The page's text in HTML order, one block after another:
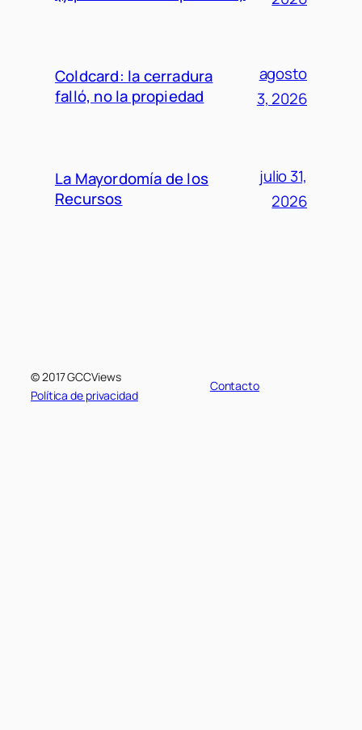
Coldcard: la cerradura
falló, no la propiedad
agosto
3, 2026
La Mayordomía de los
Recursos
julio 31,
2026
© 2017 GCCViews
Política de privacidad
Contacto